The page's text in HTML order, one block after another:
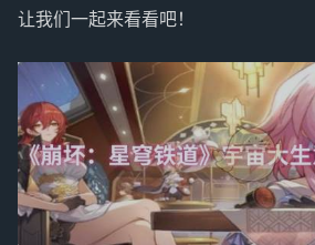
让我们一起来看看吧！